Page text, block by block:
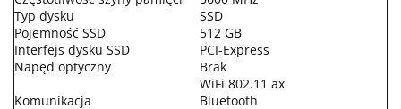
Typ dysku
SSD
Pojemność SSD
512 GB
Interfejs dysku SSD
PCI-Express
Napęd optyczny
Brak
Komunikacja
WiFi 802.11 ax
Bluetooth